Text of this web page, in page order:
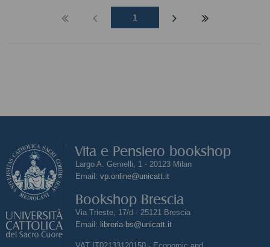
1
Vita e Pensiero bookshop
Largo A. Gemelli, 1 - 20123 Milan
Email: vp.online@unicatt.it
Bookshop Brescia
Via Trieste, 17/d - 25121 Brescia
Email: libreria-bs@unicatt.it